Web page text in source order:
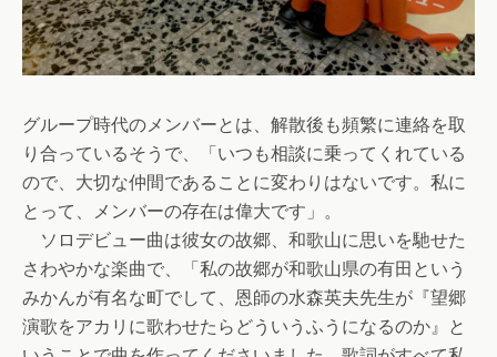
グループ時代のメンバーとは、解散後も頻繁に連絡を取
り合っているそうで、「いつも相談に乗ってくれている
ので、大切な仲間であることに変わりはないです。私に
とって、メンバーの存在は偉大です」。
ソロデビュー曲は彼女の故郷、和歌山に思いを馳せた
さわやかな楽曲で、「私の故郷が和歌山県の有田という
みかんが有名な町でして、恩師の水森英夫先生が『望郷
演歌をアカリに歌わせたらどういうふうになるのか』と